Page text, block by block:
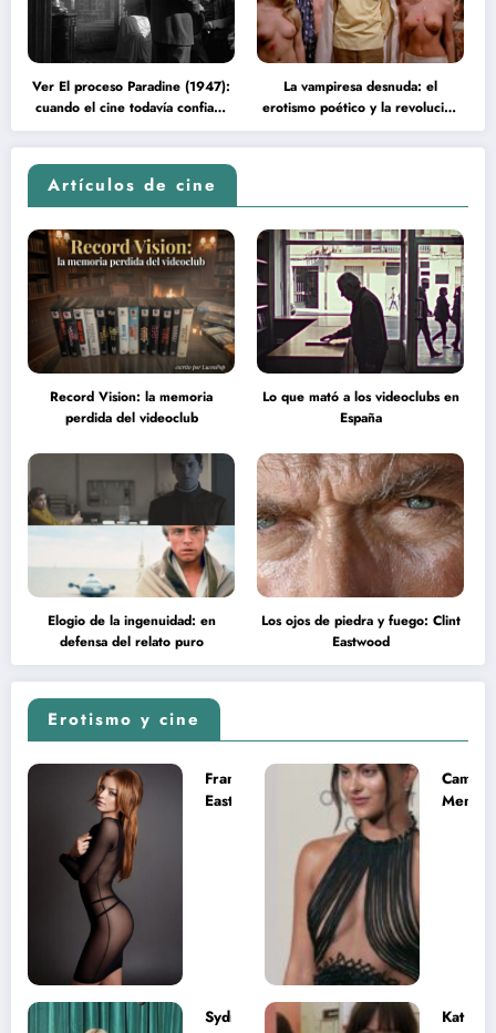
Ver El proceso Paradine (1947):
cuando el cine todavía confiaba
en la inteligencia del espectador
La vampiresa desnuda: el
erotismo poético y la revolución
psicodélica de Jean Rollin
Artículos de cine
Record Vision: la memoria
perdida del videoclub
Lo que mató a los videoclubs en
España
Elogio de la ingenuidad: en
defensa del relato puro
Los ojos de piedra y fuego: Clint
Eastwood
Erotismo y cine
Francesca
Eastwood y
Camila
Mendes
Sydney
Kat